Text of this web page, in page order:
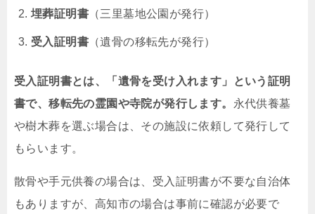
埋葬証明書 （三里墓地公園が発行）
受入証明書 （遺骨の移転先が発行）
受入証明書とは、「遺骨を受け入れます」という証明
書で、移転先の霊園や寺院が発行します。 永代供養墓
や樹木葬を選ぶ場合は、その施設に依頼して発行して
もらいます。
散骨や手元供養の場合は、受入証明書が不要な自治体
もありますが、高知市の場合は事前に確認が必要で